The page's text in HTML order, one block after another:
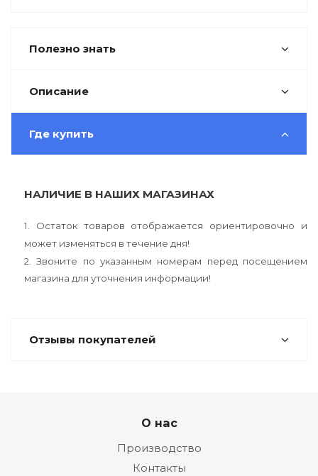
Описание
Полезно знать
Где купить
НАЛИЧИЕ В НАШИХ МАГАЗИНАХ
1. Остаток товаров отображается ориентировочно и
может изменяться в течение дня!
2. Звоните по указанным номерам перед посещением
магазина для уточнения информации!
Отзывы покупателей
О нас
Производство
Контакты